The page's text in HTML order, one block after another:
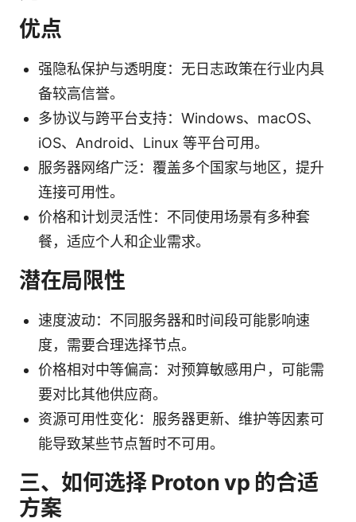
优点
强隐私保护与透明度：无日志政策在行业内具
备较高信誉。
多协议与跨平台支持：Windows、macOS、
iOS、Android、Linux 等平台可用。
服务器网络广泛：覆盖多个国家与地区，提升
连接可用性。
价格和计划灵活性：不同使用场景有多种套
餐，适应个人和企业需求。
潜在局限性
速度波动：不同服务器和时间段可能影响速
度，需要合理选择节点。
价格相对中等偏高：对预算敏感用户，可能需
要对比其他供应商。
资源可用性变化：服务器更新、维护等因素可
能导致某些节点暂时不可用。
三、如何选择 Proton vp 的合适
方案